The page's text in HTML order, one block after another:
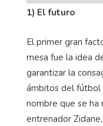
1) El futuro
El primer gran
mesa fue la idea
garantizar la
ámbitos del fútbol
nombre que se ha
entrenador